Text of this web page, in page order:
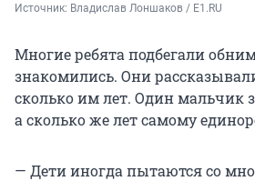
Источник: Владислав Лоншаков / E1.RU
Многие ребята подбегали
знакомились. Они
сколько им лет. Один мальчик
а сколько же лет самому
— Дети иногда пытаются со